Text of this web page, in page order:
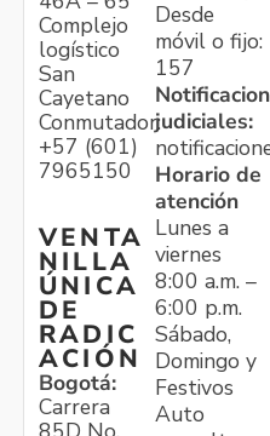
Complejo
logístico
San
Cayetano
Conmutador:
+57 (601)
7965150
VENTA
NILLA
ÚNICA
DE
RADIC
ACIÓN
Bogotá:
Carrera
Desde
móvil o fijo:
157
judiciales:
Horario de
atención
Lunes a
viernes
8:00 a.m. –
6:00 p.m.
Sábado,
Domingo y
Festivos
Auto